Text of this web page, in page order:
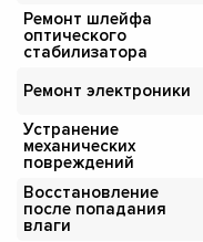
Ремонт шлейфа
оптического
стабилизатора
Ремонт электроники
Устранение
механических
повреждений
Восстановление
после попадания
влаги